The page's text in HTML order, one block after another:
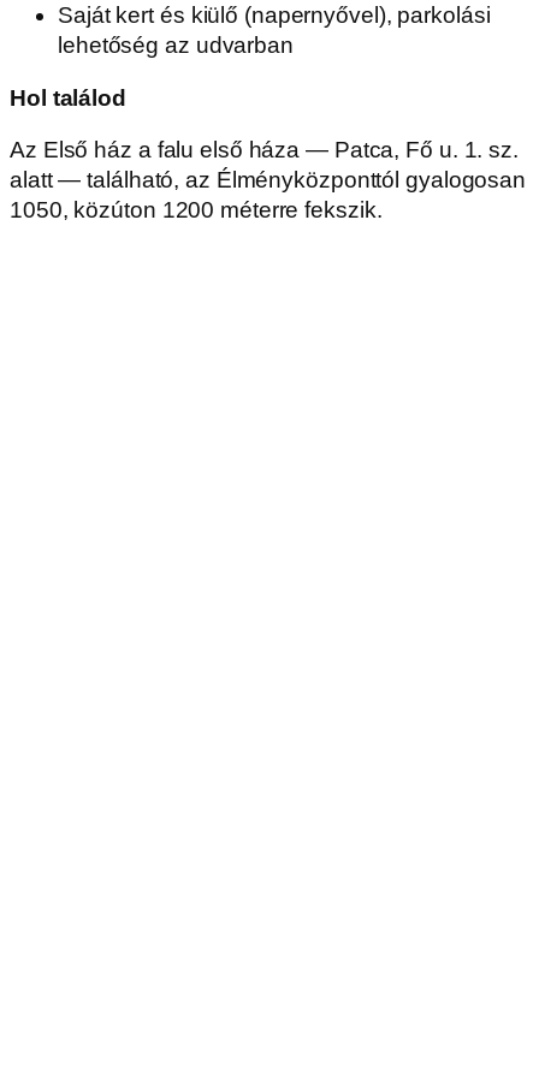
Saját kert és kiülő (napernyővel), parkolási
lehetőség az udvarban
Hol találod
Az Első ház a falu első háza — Patca, Fő u. 1. sz.
alatt — található, az Élményközponttól gyalogosan
1050, közúton 1200 méterre fekszik.